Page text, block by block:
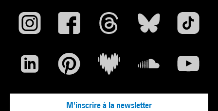
M'inscrire à la newsletter